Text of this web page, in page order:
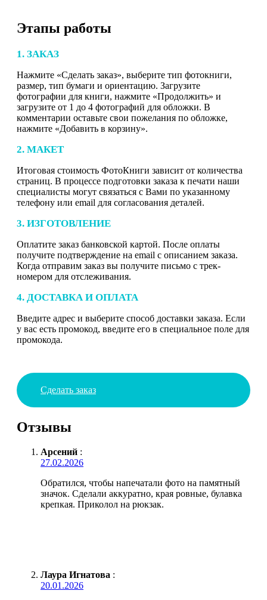
Этапы работы
1. ЗАКАЗ
Нажмите «Сделать заказ», выберите тип фотокниги,
размер, тип бумаги и ориентацию. Загрузите
фотографии для книги, нажмите «Продолжить» и
загрузите от 1 до 4 фотографий для обложки. В
комментарии оставьте свои пожелания по обложке,
нажмите «Добавить в корзину».
2. МАКЕТ
Итоговая стоимость ФотоКниги зависит от количества
страниц. В процессе подготовки заказа к печати наши
специалисты могут связаться с Вами по указанному
телефону или email для согласования деталей.
3. ИЗГОТОВЛЕНИЕ
Оплатите заказ банковской картой. После оплаты
получите подтверждение на email с описанием заказа.
Когда отправим заказ вы получите письмо с трек-
номером для отслеживания.
4. ДОСТАВКА И ОПЛАТА
Введите адрес и выберите способ доставки заказа. Если
у вас есть промокод, введите его в специальное поле для
промокода.
Сделать заказ
Отзывы
Арсений :
27.02.2026
Обратился, чтобы напечатали фото на памятный
значок. Сделали аккуратно, края ровные, булавка
крепкая. Приколол на рюкзак.
Лаура Игнатова :
20.01.2026